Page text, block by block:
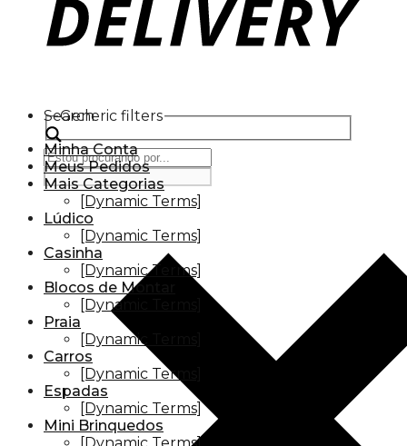
Search
Generic filters
Minha Conta
Meus Pedidos
Mais Categorias
[Dynamic Terms]
Lúdico
[Dynamic Terms]
Casinha
[Dynamic Terms]
Blocos de Montar
[Dynamic Terms]
Praia
[Dynamic Terms]
Carros
[Dynamic Terms]
Espadas
[Dynamic Terms]
Mini Brinquedos